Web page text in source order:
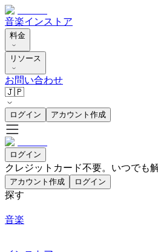
音楽インストア
料金
リソース
お問い合わせ
🇯🇵
ログイン アカウント作成
ログイン
クレジットカード不要。いつでも
アカウント作成 ログイン
探す
音楽